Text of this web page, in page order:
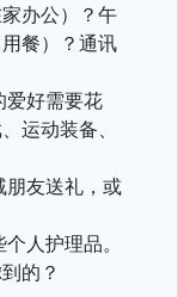
办公）？午
餐）？通讯
爱好需要花
运动装备、
朋友送礼，或
人护理品。
的？